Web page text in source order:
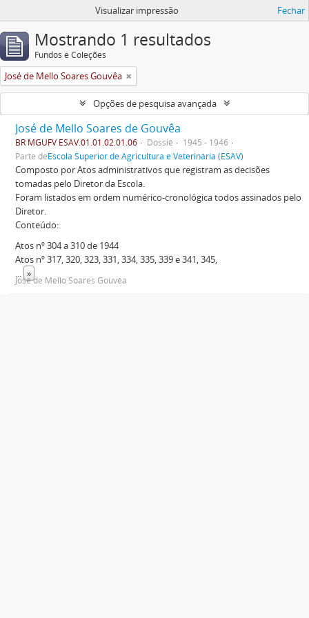
Visualizar impressão Fechar
Mostrando 1 resultados
Fundos e Coleções
José de Mello Soares Gouvêa
Opções de pesquisa avançada
José de Mello Soares de Gouvêa
BR MGUFV ESAV.01.01.02.01.06 Dossiê
1945 - 1946
Parte deEscola Superior de Agricultura e Veterinária (ESAV)
Composto por Atos administrativos que registram as decisões
tomadas pelo Diretor da Escola.
Foram listados em ordem numérico-cronológica todos assinados pelo
Diretor.
Conteúdo:
Atos nº 304 a 310 de 1944
Atos nº 317, 320, 323, 331, 334, 335, 339 e 341, 345,
... »
José de Mello Soares Gouvêa